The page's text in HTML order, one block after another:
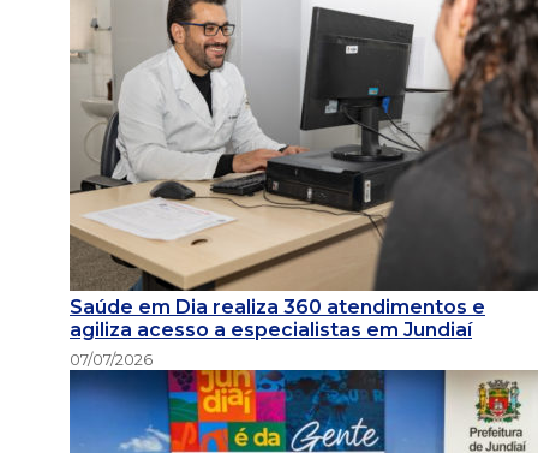
Saúde em Dia realiza 360 atendimentos e
agiliza acesso a especialistas em Jundiaí
07/07/2026